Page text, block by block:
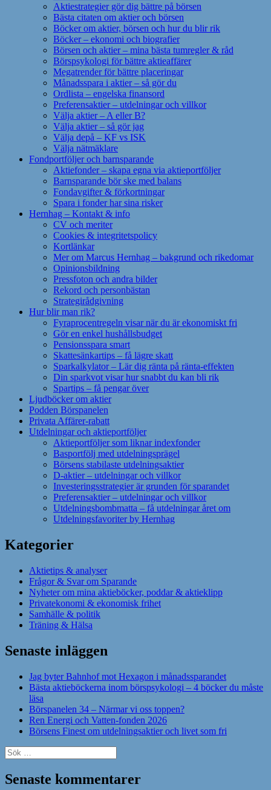
Aktiestrategier gör dig bättre på börsen
Bästa citaten om aktier och börsen
Böcker om aktier, börsen och hur du blir rik
Böcker – ekonomi och biografier
Börsen och aktier – mina bästa tumregler & råd
Börspsykologi för bättre aktieaffärer
Megatrender för bättre placeringar
Månadsspara i aktier – så gör du
Ordlista – engelska finansord
Preferensaktier – utdelningar och villkor
Välja aktier – A eller B?
Välja aktier – så gör jag
Välja depå – KF vs ISK
Välja nätmäklare
Fondportföljer och barnsparande
Aktiefonder – skapa egna via aktieportföljer
Barnsparande bör ske med balans
Fondavgifter & förkortningar
Spara i fonder har sina risker
Hernhag – Kontakt & info
CV och meriter
Cookies & integritetspolicy
Kortlänkar
Mer om Marcus Hernhag – bakgrund och rikedomar
Opinionsbildning
Pressfoton och andra bilder
Rekord och personbästan
Strategirådgivning
Hur blir man rik?
Fyraprocentregeln visar när du är ekonomiskt fri
Gör en enkel hushållsbudget
Pensionsspara smart
Skattesänkartips – få lägre skatt
Sparkalkylator – Lär dig ränta på ränta-effekten
Din sparkvot visar hur snabbt du kan bli rik
Spartips – få pengar över
Ljudböcker om aktier
Podden Börspanelen
Privata Affärer-rabatt
Utdelningar och aktieportföljer
Aktieportföljer som liknar indexfonder
Basportfölj med utdelningsprägel
Börsens stabilaste utdelningsaktier
D-aktier – utdelningar och villkor
Investeringsstrategier är grunden för sparandet
Preferensaktier – utdelningar och villkor
Utdelningsbombmatta – få utdelningar året om
Utdelningsfavoriter by Hernhag
Kategorier
Aktietips & analyser
Frågor & Svar om Sparande
Nyheter om mina aktieböcker, poddar & aktieklipp
Privatekonomi & ekonomisk frihet
Samhälle & politik
Träning & Hälsa
Senaste inläggen
Jag byter Bahnhof mot Hexagon i månadssparandet
Bästa aktieböckerna inom börspsykologi – 4 böcker du måste
läsa
Börspanelen 34 – Närmar vi oss toppen?
Ren Energi och Vatten-fonden 2026
Börsens Finest om utdelningsaktier och livet som fri
Sök
efter:
Senaste kommentarer